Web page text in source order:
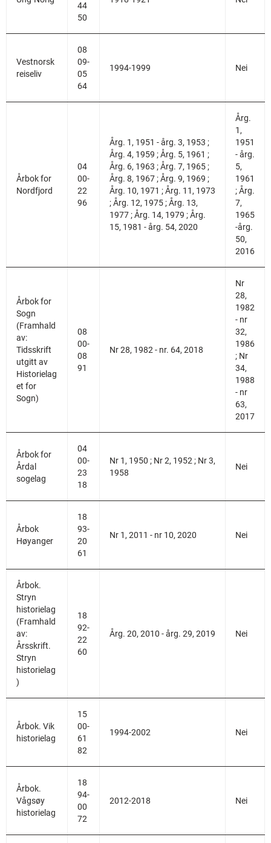
44
50
Vestnorsk
reiseliv
08
09-
05
64
1994-1999 Nei
Årbok for
Nordfjord
04
00-
22
96
Årg. 1, 1951 - årg. 3, 1953 ;
Årg. 4, 1959 ; Årg. 5, 1961 ;
Årg. 6, 1963 ; Årg. 7, 1965 ;
Årg. 8, 1967 ; Årg. 9, 1969 ;
Årg. 10, 1971 ; Årg. 11, 1973
; Årg. 12, 1975 ; Årg. 13,
1977 ; Årg. 14, 1979 ; Årg.
15, 1981 - årg. 54, 2020
Årg.
1,
1951
- årg.
5,
1961
; Årg.
7,
1965
-årg.
50,
2016
Årbok for
Sogn
(Framhald
av:
Tidsskrift
utgitt av
Historielag
et for
Sogn)
08
00-
08
91
Nr 28, 1982 - nr. 64, 2018
Nr
28,
1982
- nr
32,
1986
; Nr
34,
1988
- nr
63,
2017
Årbok for
Årdal
sogelag
04
00-
23
18
Nr 1, 1950 ; Nr 2, 1952 ; Nr 3,
1958
Nei
Årbok
Høyanger
18
93-
20
61
Nr 1, 2011 - nr 10, 2020 Nei
Årbok.
Stryn
historielag
(Framhald
av:
Årsskrift.
Stryn
historielag
)
18
92-
22
60
Årg. 20, 2010 - årg. 29, 2019 Nei
Årbok. Vik
historielag
15
00-
61
82
1994-2002 Nei
Årbok.
Vågsøy
historielag
18
94-
00
72
2012-2018 Nei